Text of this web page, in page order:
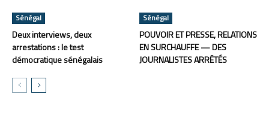
Sénégal
Deux interviews, deux
arrestations : le test
démocratique sénégalais
Sénégal
POUVOIR ET PRESSE, RELATIONS
EN SURCHAUFFE — DES
JOURNALISTES ARRÊTÉS